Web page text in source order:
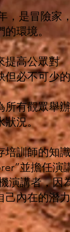
，是冒險
環境。
提高公眾對
但必不可少
所有觀眾舉
狀況。
培訓師的知
並擔任演
演講者，因
己內在的潛